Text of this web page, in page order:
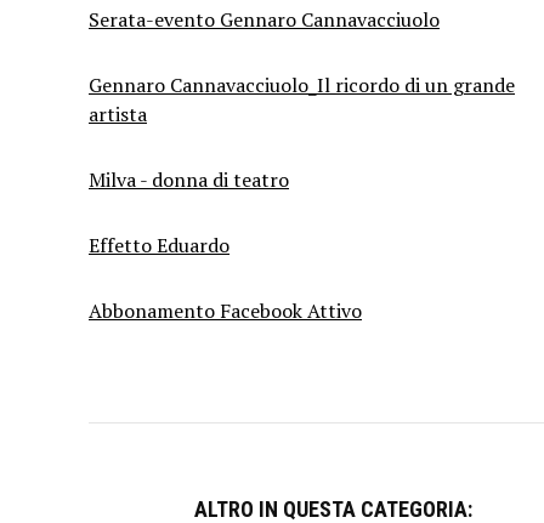
Serata-evento Gennaro Cannavacciuolo
Gennaro Cannavacciuolo_Il ricordo di un grande
artista
Milva - donna di teatro
Effetto Eduardo
Abbonamento Facebook Attivo
ALTRO IN QUESTA CATEGORIA: